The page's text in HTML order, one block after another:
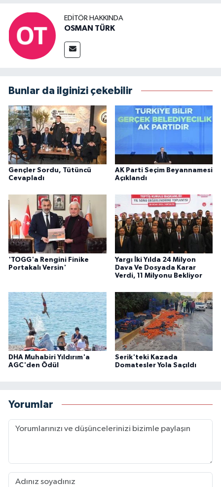
EDITÖR HAKKINDA
OSMAN TÜRK
Bunlar da ilginizi çekebilir
Gençler Sordu, Tütüncü
Cevapladı
AK Parti Seçim Beyannamesi
Açıklandı
'TOGG'a Rengini Finike
Portakalı Versin'
Yargı İki Yılda 24 Milyon
Dava Ve Dosyada Karar
Verdi, 11 Milyonu Bekliyor
DHA Muhabiri Yıldırım'a
AGC'den Ödül
Serik'teki Kazada
Domatesler Yola Saçıldı
Yorumlar